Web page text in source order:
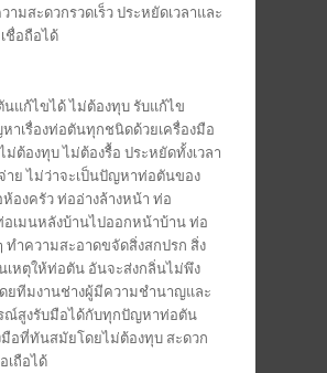
ามสะดวกรวดเร็ว ประหยัดเวลาและ
ชื่อถือได้
แก้ไขได้ ไม่ต้องทุบ รับแก้ไข
าเรื่องท่อตันทุกชนิดด้วยเครื่องมือ
ต้องทุบ ไม่ต้องรื้อ ประหยัดทั้งเวลา
าย ไม่ว่าจะเป็นปัญหาท่อตันของ
องครัว ท่ออ่างล้างหน้า ท่อ
เมนหลังบ้านไปออกหน้าบ้าน ท่อ
ทำความสะอาดขจัดสิ่งสกปรก สิ่ง
เหตุให้ท่อตัน อันจะส่งกลิ่นไม่พึง
ยทีมงานช่างผู้มีความชำนาญและ
ณ์สูงรับมือได้กับทุกปัญหาท่อตัน
มือที่ทันสมัยโดยไม่ต้องทุบ สะดวก
เถือได้